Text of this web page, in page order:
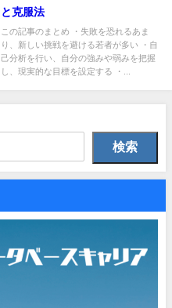
と克服法
この記事のまとめ ・失敗を恐れるあま
り、新しい挑戦を避ける若者が多い ・自
己分析を行い、自分の強みや弱みを把握
し、現実的な目標を設定する ・...
検索